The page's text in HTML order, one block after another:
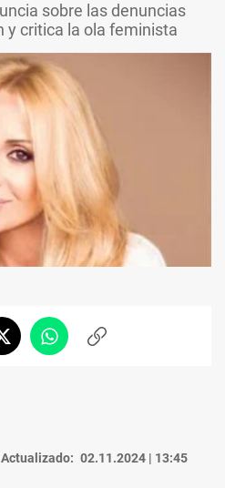
sobre las denuncias
y critica la ola feminista
TwitterWhatsappCopiar
Actualizado: 02.11.2024 | 13:45